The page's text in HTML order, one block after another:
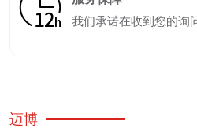
我们承诺在收到您的询
迈博